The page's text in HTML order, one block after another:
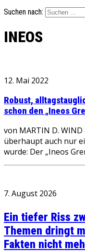
Suchen nach:
INEOS
12. Mai 2022
Robust,
schon den „Ineos
von MARTIN D.
überhaupt auch nur
wurde: Der „Ineos
7. August 2026
Ein tiefer Riss
Themen dringt
Fakten nicht